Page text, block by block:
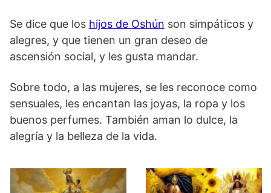
Se dice que los hijos de Oshún son simpáticos y
alegres, y que tienen un gran deseo de
ascensión social, y les gusta mandar.
Sobre todo, a las mujeres, se les reconoce como
sensuales, les encantan las joyas, la ropa y los
buenos perfumes. También aman lo dulce, la
alegría y la belleza de la vida.